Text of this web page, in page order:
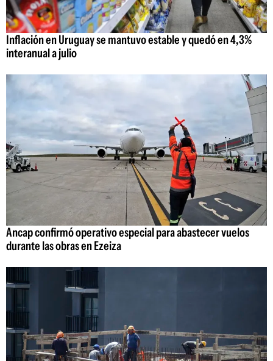
Inflación en Uruguay se mantuvo estable y quedó en 4,3%
interanual a julio
Ancap confirmó operativo especial para abastecer vuelos
durante las obras en Ezeiza